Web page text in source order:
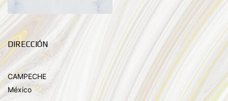
DIRECCIÓN
CAMPECHE
México